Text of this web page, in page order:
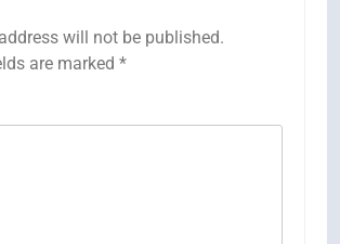
will not be published.
are marked *